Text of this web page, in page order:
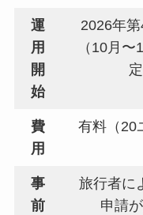
運
用
開
始
2026年
（10月
定
費
用
有料（20
事
前
旅行者に
申請